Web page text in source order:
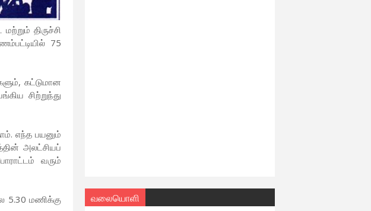
திருச்சி
75
கட்டுமான
சிற்றுந்து
எந்த பயனும்
அலட்சியப்
வரும்
5.30 மணிக்கு
வலையொளி